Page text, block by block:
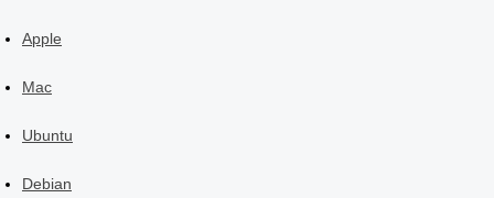
Apple
Mac
Ubuntu
Debian